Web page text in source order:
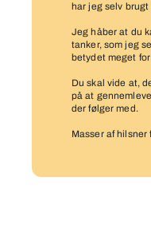
har jeg selv
Jeg håber at du
tanker, som jeg
betydet meget
Du skal vide at,
på at
der følger med.
Masser af hilsner